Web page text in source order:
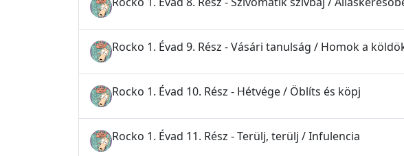
Rocko 1. Évad 9. Rész - Vásári tanulság / Homok a
Rocko 1. Évad 10. Rész - Hétvége / Öblíts és köpj
Rocko 1. Évad 11. Rész - Terülj, terülj / Infulencia